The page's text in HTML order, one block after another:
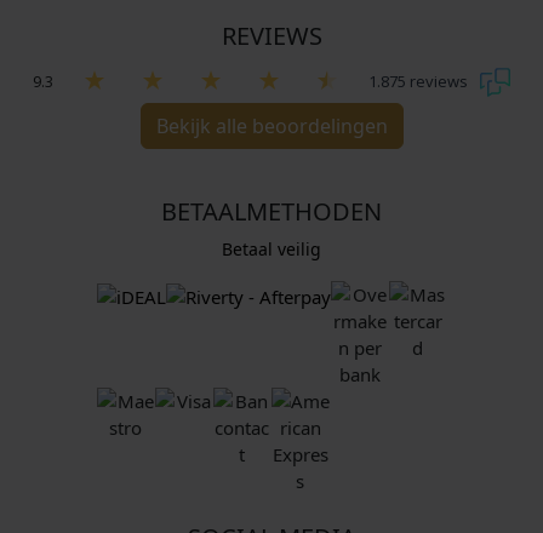
REVIEWS
9.3 1.875 reviews
Bekijk alle beoordelingen
BETAALMETHODEN
Betaal veilig